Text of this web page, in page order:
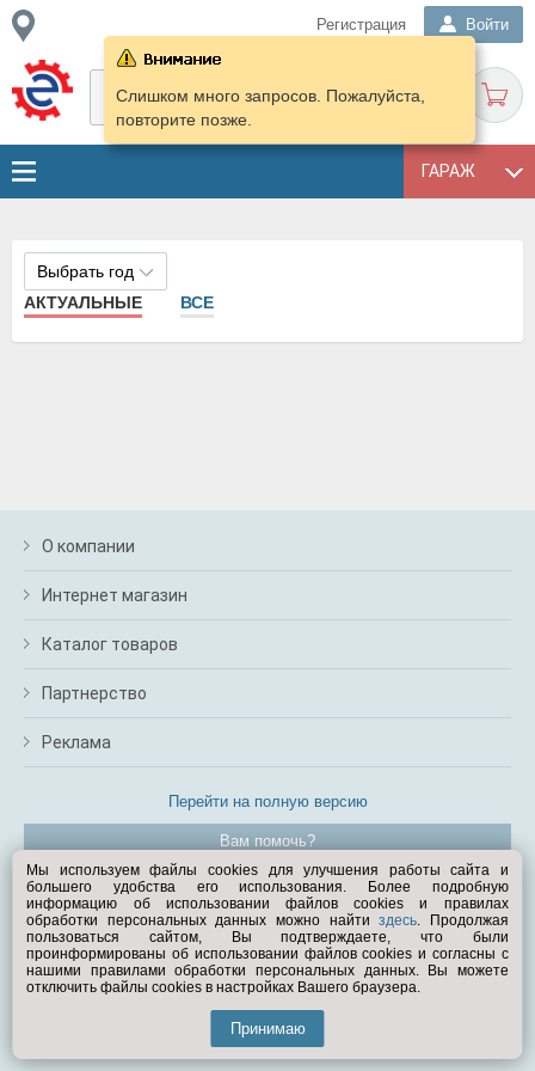
Регистрация Войти
ГАРАЖ
Слишком много запросов. Пожалуйста,
повторите позже.
Выбрать год
АКТУАЛЬНЫЕ
ВСЕ
О компании
Интернет магазин
Каталог товаров
Партнерство
Реклама
Перейти на полную версию
Вам помочь?
© Exist.ru 1998—2026
Мы используем файлы cookies для улучшения работы сайта и
большего удобства его использования. Более подробную
информацию об использовании файлов cookies и правилах
обработки персональных данных можно найтиздесь. Продолжая
пользоваться сайтом, Вы подтверждаете, что были
проинформированы об использовании файлов cookies и согласны с
нашими правилами обработки персональных данных. Вы можете
отключить файлы cookies в настройках Вашего браузера.
Принимаю